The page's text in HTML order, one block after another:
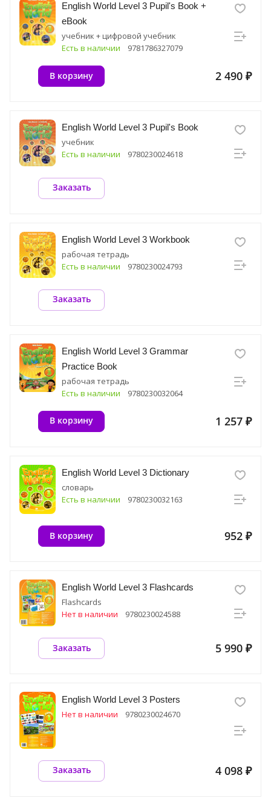
English World Level 3 Pupil's Book +
eBook
учебник + цифровой учебник
Есть в наличии
9781786327079
2 490 ₽
В корзину
English World Level 3 Pupil's Book
учебник
Есть в наличии
9780230024618
Заказать
English World Level 3 Workbook
рабочая тетрадь
Есть в наличии
9780230024793
Заказать
English World Level 3 Grammar
Practice Book
рабочая тетрадь
Есть в наличии
9780230032064
1 257 ₽
В корзину
English World Level 3 Dictionary
словарь
Есть в наличии
9780230032163
952 ₽
В корзину
English World Level 3 Flashcards
Flashcards
Нет в наличии
9780230024588
5 990 ₽
Заказать
English World Level 3 Posters
Нет в наличии 9780230024670
4 098 ₽
Заказать